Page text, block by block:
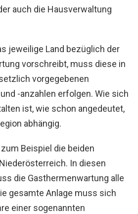
auch die Hausverwaltung
jeweilige Land bezüglich der
vorschreibt, muss diese in
vorgegebenen
-anzahlen erfolgen. Wie sich
ist, wie schon angedeutet,
abhängig.
Beispiel die beiden
In diesen
die Gasthermenwartung alle
gesamte Anlage muss sich
einer sogenannten